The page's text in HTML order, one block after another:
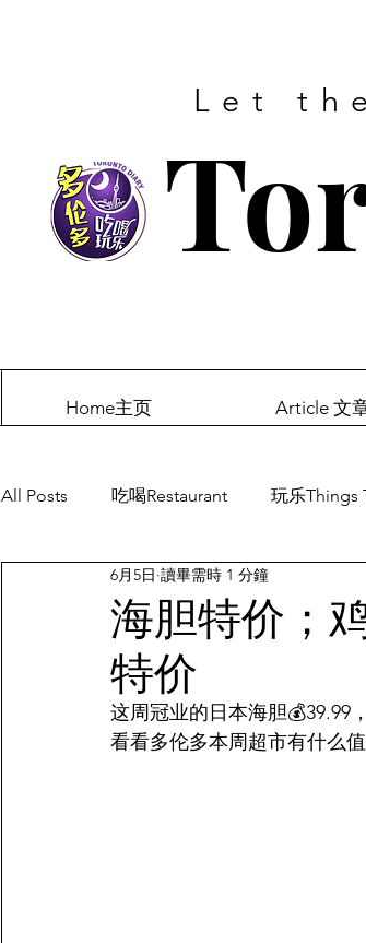
Let
Home主页 Article 文
All Posts 吃喝Restaurant 玩乐Things
餐厅优惠Restaurant's Deals
海胆特价；
特价
6月5日 讀畢需時 1 分鐘
这周冠业的日本海胆💰39.99
看看多伦多本周超市有什么